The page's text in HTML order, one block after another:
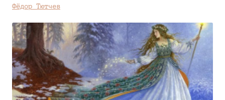
Фёдор Тютчев